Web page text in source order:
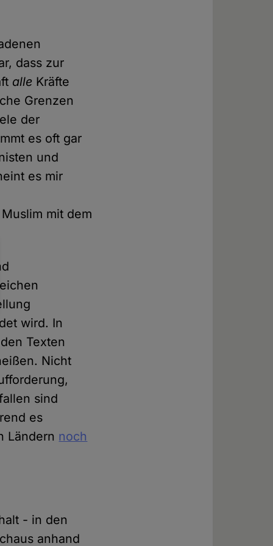
dass zur
alle Kräfte
Grenzen
der
es oft gar
und
es mir
mit dem
wird. In
Texten
Nicht
sind
es
Ländern noch
- in den
anhand